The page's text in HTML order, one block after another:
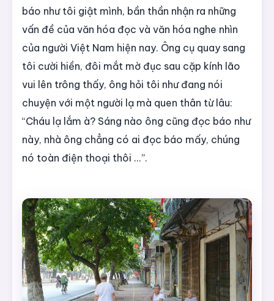
báo như tôi giật mình, bần thần nhận ra những
vấn đề của văn hóa đọc và văn hóa nghe nhìn
của người Việt Nam hiện nay. Ông cụ quay sang
tôi cười hiền, đôi mắt mờ đục sau cặp kính lão
vui lên trông thấy, ông hỏi tôi như đang nói
chuyện với một người lạ mà quen thân từ lâu:
“Cháu lạ lắm à? Sáng nào ông cũng đọc báo như
này, nhà ông chẳng có ai đọc báo mấy, chúng
nó toàn điện thoại thôi ...”.